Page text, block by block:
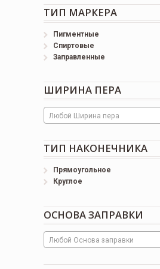
ТИП МАРКЕРА
Пигментные
Спиртовые
Заправленные
ШИРИНА ПЕРА
Любой Ширина пера
ТИП НАКОНЕЧНИКА
Прямоугольное
Круглое
ОСНОВА ЗАПРАВКИ
Любой Основа заправки